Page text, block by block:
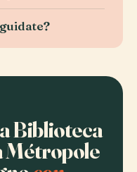
Biblioteca
Métropole